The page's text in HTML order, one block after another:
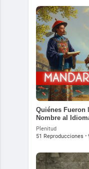
Quiénes Fueron
Nombre al
Plenitud
51 Reproducciones ·